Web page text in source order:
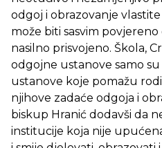
odgoj i obrazovanje
može biti sasvim
nasilno prisvojeno. Škola,
odgojne ustanove samo
ustanove koje pomažu
njihove zadaće odgoja i
biskup Hranić dodavši da
institucije koja nije